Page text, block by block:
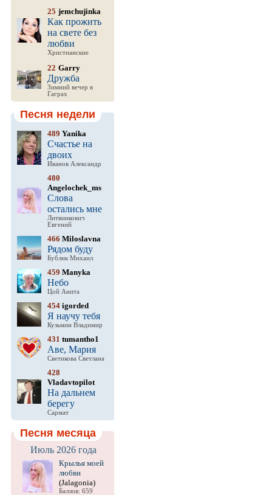
25 jemchujinka
Как прожить
на свете без
любви
Христианские
22 Garry
Дружба
Зимний вечер в
Гаграх
Песня недели
489 Yanika
Счастье на
двоих
Иванов Александр
480
Angelochek_ms
Слова
остались мне
Литвинкович
Евгений
466 Miloslavna
Рядом буду
Бублик Михаил
459 Manyka
Небо
Цой Анита
454 igorded
Я научу тебя
Кузьмин Владимир
431 tumantho1
Аве, Мария
Светикова Светлана
428
Vladavtopilot
На дальнем
берегу
Сармат
Песня месяца
Июль 2026 года
Крылья моей
любви
(Jalagonia)
Баллов: 659